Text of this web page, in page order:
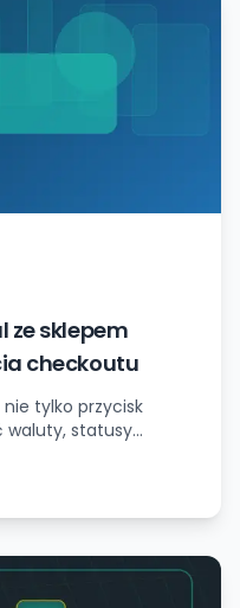
ze sklepem
checkoutu
tylko przycisk
waluty, statusy